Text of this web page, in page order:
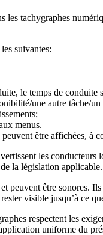
les tachygraphes
suivantes:
le temps de conduite
une autre tâche/un
menus.
être affichées, à
les
la législation applicable.
peuvent être sonores.
visible jusqu’à ce
respectent les
uniforme du